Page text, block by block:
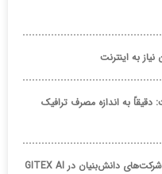
به اینترنت
دقیقاً به اندازه مصرف ترافیک
حمایت تا سقف ۴۵۰ میلیون تومان از حضور شرکت‌های دانش‌بنیان در GITEX AI